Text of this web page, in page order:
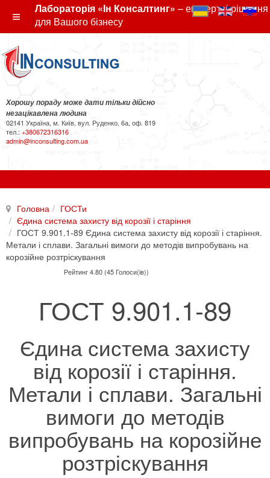
Лабораторія «Ін Консалтинг» – експертні рішення
для Вашого бізнесу
Хорошу пораду може дати тільки дійсно
незацікавлена людина
02141 Україна, м. Київ, вул. Руденко, 6а, оф. 819
тел.: +380672316316
admin@inconsulting.com.ua
Головна
ГОСТи
Єдина система захисту від корозії і старіння
ГОСТ 9.901.1-89 Єдина система захисту від корозії і старіння.
Метали і сплави. Загальні вимоги до методів випробувань на
корозійне розтріскування
Рейтинг 4.80 (45 Голоси(ів))
ГОСТ 9.901.1-89
Єдина система захисту
від корозії і старіння.
Метали і сплави. Загальні
вимоги до методів
випробувань на корозійне
розтріскування